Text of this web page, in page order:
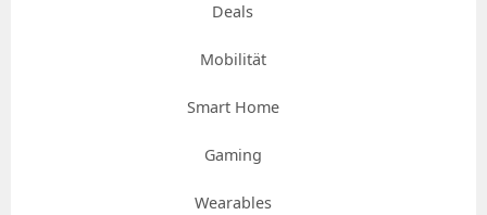
Deals
Mobilität
Smart Home
Gaming
Wearables